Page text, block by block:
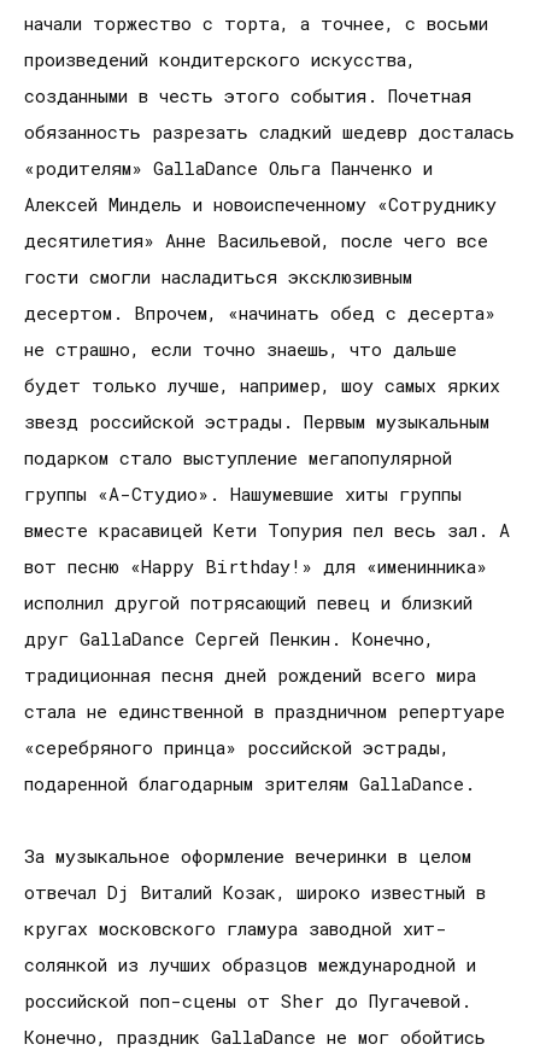
начали торжество с торта, а точнее, с восьми
произведений кондитерского искусства,
созданными в честь этого события. Почетная
обязанность разрезать сладкий шедевр досталась
«родителям» GallaDance Ольга Панченко и
Алексей Миндель и новоиспеченному «Сотруднику
десятилетия» Анне Васильевой, после чего все
гости смогли насладиться эксклюзивным
десертом. Впрочем, «начинать обед с десерта»
не страшно, если точно знаешь, что дальше
будет только лучше, например, шоу самых ярких
звезд российской эстрады. Первым музыкальным
подарком стало выступление мегапопулярной
группы «А-Студио». Нашумевшие хиты группы
вместе красавицей Кети Топурия пел весь зал. А
вот песню «Happy Birthday!» для «именинника»
исполнил другой потрясающий певец и близкий
друг GallaDance Сергей Пенкин. Конечно,
традиционная песня дней рождений всего мира
стала не единственной в праздничном репертуаре
«серебряного принца» российской эстрады,
подаренной благодарным зрителям GallaDance.
За музыкальное оформление вечеринки в целом
отвечал Dj Виталий Козак, широко известный в
кругах московского гламура заводной хит-
солянкой из лучших образцов международной и
российской поп-сцены от Sher до Пугачевой.
Конечно, праздник GallaDance не мог обойтись